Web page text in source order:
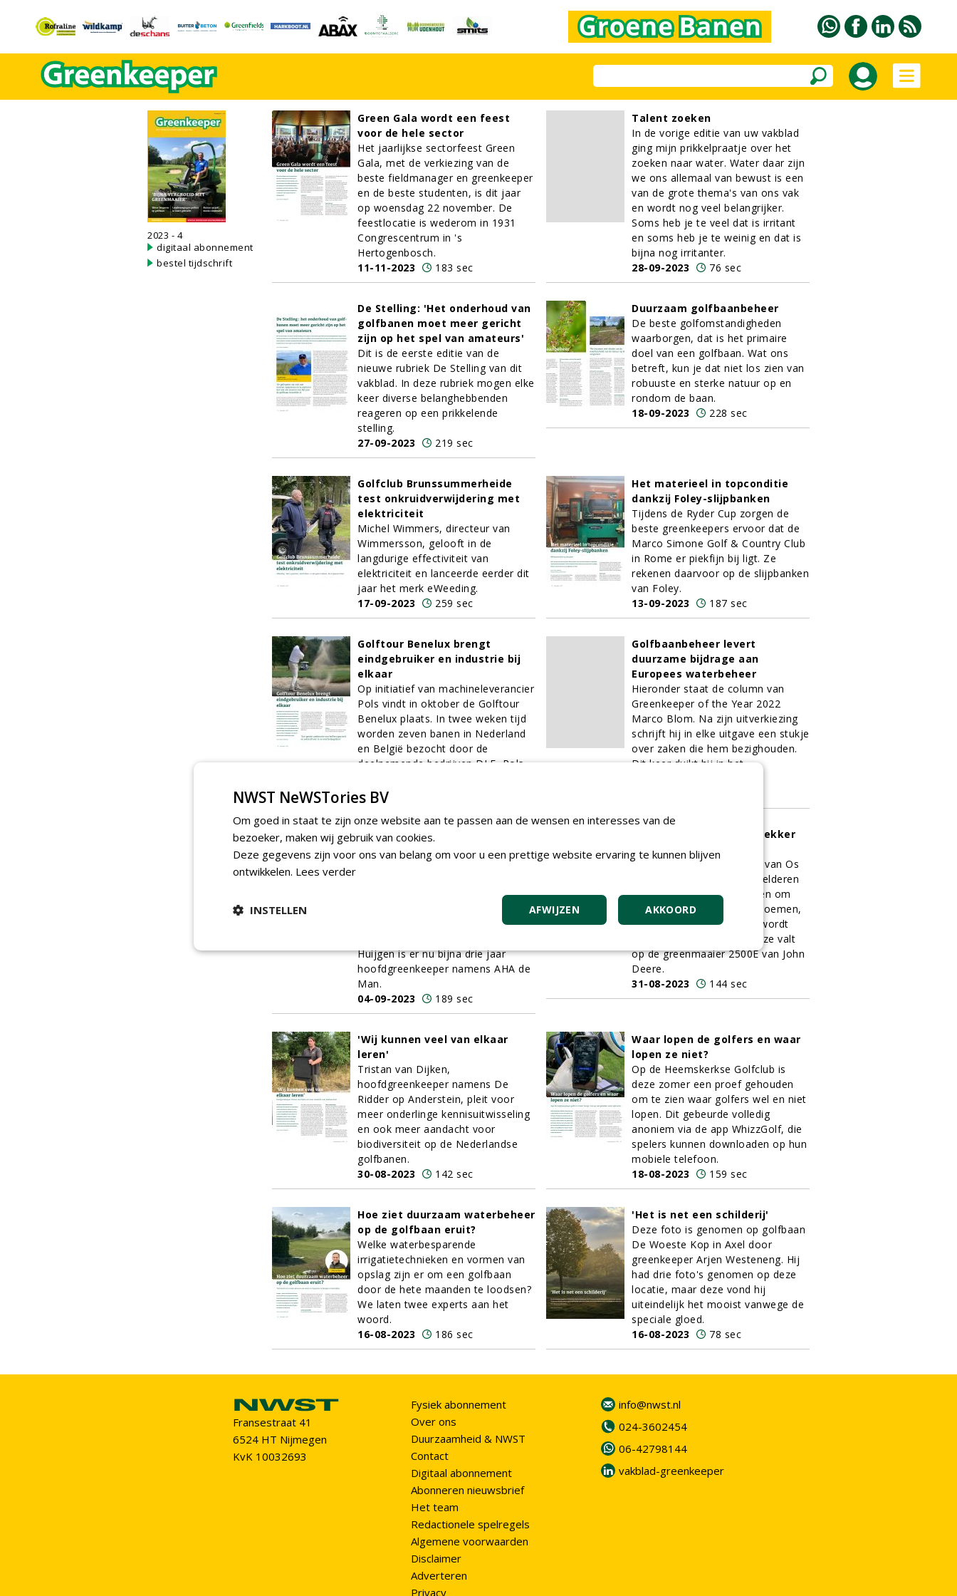
2023 - 4
digitaal abonnement
bestel tijdschrift
Green Gala wordt een feest
voor de hele sector
Het jaarlijkse sectorfeest Green
Gala, met de verkiezing van de
beste fieldmanager en greenkeeper
en de beste studenten, is dit jaar
op woensdag 22 november. De
feestlocatie is wederom in 1931
Congrescentrum in 's
Hertogenbosch.
11-11-2023
183 sec
Talent zoeken
In de vorige editie van uw vakblad
ging mijn prikkelpraatje over het
zoeken naar water. Water daar zijn
we ons allemaal van bewust is een
van de grote thema's van ons vak
en wordt nog veel belangrijker.
Soms heb je te veel dat is irritant
en soms heb je te weinig en dat is
bijna nog irritanter.
28-09-2023
76 sec
De Stelling: 'Het onderhoud van
golfbanen moet meer gericht
zijn op het spel van amateurs'
Dit is de eerste editie van de
nieuwe rubriek De Stelling van dit
vakblad. In deze rubriek mogen elke
keer diverse belanghebbenden
reageren op een prikkelende
stelling.
27-09-2023
219 sec
Duurzaam golfbaanbeheer
De beste golfomstandigheden
waarborgen, dat is het primaire
doel van een golfbaan. Wat ons
betreft, kun je dat niet los zien van
robuuste en sterke natuur op en
rondom de baan.
18-09-2023
228 sec
Golfclub Brunssummerheide
test onkruidverwijdering met
elektriciteit
Michel Wimmers, directeur van
Wimmersson, gelooft in de
langdurige effectiviteit van
elektriciteit en lanceerde eerder dit
jaar het merk eWeeding.
17-09-2023
259 sec
Het materieel in topconditie
dankzij Foley-slijpbanken
Tijdens de Ryder Cup zorgen de
beste greenkeepers ervoor dat de
Marco Simone Golf & Country Club
in Rome er piekfijn bij ligt. Ze
rekenen daarvoor op de slijpbanken
van Foley.
13-09-2023
187 sec
Golftour Benelux brengt
eindgebruiker en industrie bij
elkaar
Op initiatief van machineleverancier
Pols vindt in oktober de Golftour
Benelux plaats. In twee weken tijd
worden zeven banen in Nederland
en België bezocht door de
deelnemende bedrijven DLF, Pols,
06-09-2023
Golfbaanbeheer levert
duurzame bijdrage aan
Europees waterbeheer
Hieronder staat de column van
Greenkeeper of the Year 2022
Marco Blom. Na zijn uitverkiezing
schrijft hij in elke uitgave een stukje
over zaken die hem bezighouden.
Dit keer duikt hij in het
'Ik moet altijd alert zijn en
anticiperen op de
weersomstandigheden'
golfbaan van Europa, ongeveer
Huijgen is er nu bijna drie jaar
hoofdgreenkeeper namens AHA de
Man.
04-09-2023
189 sec
'Niet zo log en stug en lekker
licht'
Hoofdgreenkeeper Ronald van Os
van Golfbaan Landgoed Welderen
hoeft niet lang na te denken om
zijn favoriete machine te noemen,
als hij daarnaar gevraagd wordt
voor deze rubriek. Zijn keuze valt
op de greenmaaier 2500E van John
Deere.
31-08-2023
144 sec
'Wij kunnen veel van elkaar
leren'
Tristan van Dijken,
hoofdgreenkeeper namens De
Ridder op Anderstein, pleit voor
meer onderlinge kennisuitwisseling
en ook meer aandacht voor
biodiversiteit op de Nederlandse
golfbanen.
30-08-2023
142 sec
Waar lopen de golfers en waar
lopen ze niet?
Op de Heemskerkse Golfclub is
deze zomer een proef gehouden
om te zien waar golfers wel en niet
lopen. Dit gebeurde volledig
anoniem via de app WhizzGolf, die
spelers kunnen downloaden op hun
mobiele telefoon.
18-08-2023
159 sec
Hoe ziet duurzaam waterbeheer
op de golfbaan eruit?
Welke waterbesparende
irrigatietechnieken en vormen van
opslag zijn er om een golfbaan
door de hete maanden te loodsen?
We laten twee experts aan het
woord.
16-08-2023
186 sec
'Het is net een schilderij'
Deze foto is genomen op golfbaan
De Woeste Kop in Axel door
greenkeeper Arjen Westeneng. Hij
had drie foto's genomen op deze
locatie, maar deze vond hij
uiteindelijk het mooist vanwege de
speciale gloed.
16-08-2023
78 sec
Fransestraat 41
6524 HT Nijmegen
KvK 10032693
Fysiek abonnement
Over ons
Duurzaamheid & NWST
Contact
Digitaal abonnement
Abonneren nieuwsbrief
Het team
Redactionele spelregels
Algemene voorwaarden
Disclaimer
Adverteren
Privacy
info@nwst.nl
024-3602454
06-42798144
vakblad-greenkeeper
NWST NeWSTories BV
Om goed in staat te zijn onze website aan te passen aan de wensen en interesses van de
bezoeker, maken wij gebruik van cookies.
Deze gegevens zijn voor ons van belang om voor u een prettige website ervaring te kunnen blijven
ontwikkelen. Lees verder
AKKOORD
AFWIJZEN
INSTELLEN